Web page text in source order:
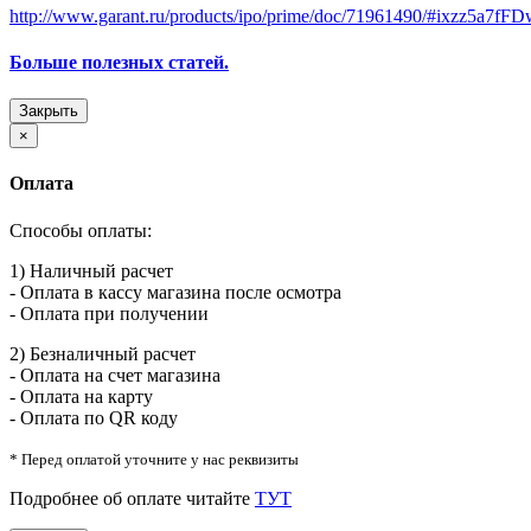
http://www.garant.ru/products/ipo/prime/doc/71961490/
Больше полезных статей.
Закрыть
×
Оплата
Способы оплаты:
1) Наличный расчет
- Оплата в кассу магазина после осмотра
- Оплата при получении
2) Безналичный расчет
- Оплата на счет магазина
- Оплата на карту
- Оплата по QR коду
* Перед оплатой уточните у нас реквизиты
Подробнее об оплате читайте ТУТ